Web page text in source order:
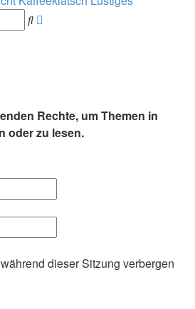
Suche
Rechte, um Themen in
oder zu lesen.
dieser Sitzung verbergen